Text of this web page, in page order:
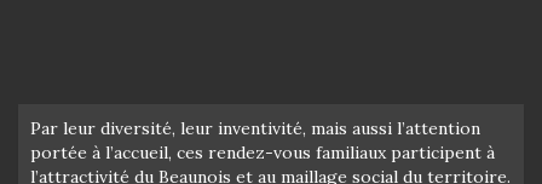
Par leur diversité, leur inventivité, mais aussi l’attention
portée à l’accueil, ces rendez-vous familiaux participent à
l’attractivité du Beaunois et au maillage social du territoire.